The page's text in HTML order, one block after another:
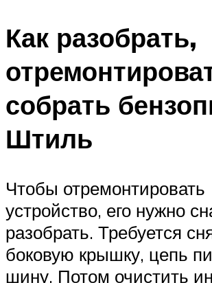
Как разобрать,
собрать
Штиль
Чтобы отремонтировать
устройство, его нужно
разобрать. Требуется
боковую крышку, цепь
шину. Потом очистить